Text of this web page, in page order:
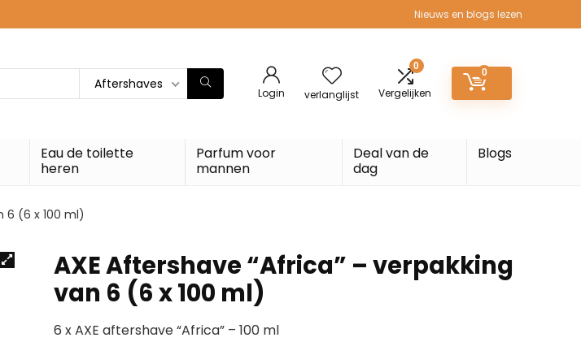
Nieuws en blogs lezen
Aftershaves
Login verlanglijst
0
Vergelijken
0
Eau de toilette
heren
Parfum voor
mannen
Deal van de
dag
Blogs
6 (6 x 100 ml)
AXE Aftershave “Africa” – verpakking
van 6 (6 x 100 ml)
6 x AXE aftershave “Africa” – 100 ml